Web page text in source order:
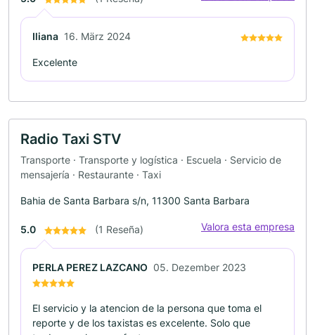
Iliana 16. März 2024
Excelente
Radio Taxi STV
Transporte · Transporte y logística · Escuela · Servicio de
mensajería · Restaurante · Taxi
Bahia de Santa Barbara s/n, 11300 Santa Barbara
5.0 (1 Reseña) Valora esta empresa
PERLA PEREZ LAZCANO 05. Dezember 2023
El servicio y la atencion de la persona que toma el
reporte y de los taxistas es excelente. Solo que